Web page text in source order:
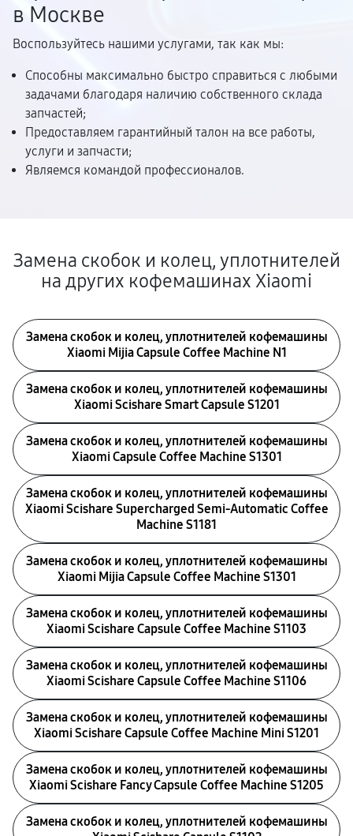
в Москве
Воспользуйтесь нашими услугами, так как мы:
Способны максимально быстро справиться с любыми
задачами благодаря наличию собственного склада
запчастей;
Предоставляем гарантийный талон на все работы,
услуги и запчасти;
Являемся командой профессионалов.
Замена скобок и колец, уплотнителей
на других кофемашинах Xiaomi
Замена скобок и колец, уплотнителей кофемашины
Xiaomi Mijia Capsule Coffee Machine N1
Замена скобок и колец, уплотнителей кофемашины
Xiaomi Scishare Smart Capsule S1201
Замена скобок и колец, уплотнителей кофемашины
Xiaomi Capsule Coffee Machine S1301
Замена скобок и колец, уплотнителей кофемашины
Xiaomi Scishare Supercharged Semi‑Automatic Coffee
Machine S1181
Замена скобок и колец, уплотнителей кофемашины
Xiaomi Mijia Capsule Coffee Machine S1301
Замена скобок и колец, уплотнителей кофемашины
Xiaomi Scishare Capsule Coffee Machine S1103
Замена скобок и колец, уплотнителей кофемашины
Xiaomi Scishare Capsule Coffee Machine S1106
Замена скобок и колец, уплотнителей кофемашины
Xiaomi Scishare Capsule Coffee Machine Mini S1201
Замена скобок и колец, уплотнителей кофемашины
Xiaomi Scishare Fancy Capsule Coffee Machine S1205
Замена скобок и колец, уплотнителей кофемашины